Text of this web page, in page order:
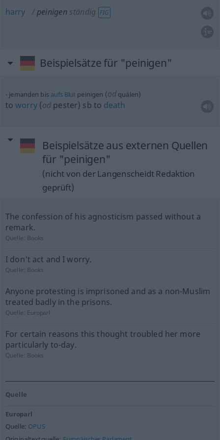
harry peinigen ständig FIG
Beispielsätze für "peinigen"
jemanden bis aufs Blut peinigen (od quälen)
toworry(od pester) sb to death
Beispielsätze aus externen Quellen
für "peinigen"
(nicht von der Langenscheidt Redaktion
geprüft)
The confession of his agnosticism passed without a
remark.
Quelle: Books
I don't act and I worry.
Quelle: Books
Anyone protesting is imprisoned and as a non-Muslim
treated badly in the prisons.
Quelle: Europarl
For certain reasons this thought troubled her more
particularly to-day.
Quelle: Books
Quelle
Europarl
Quelle: OPUS